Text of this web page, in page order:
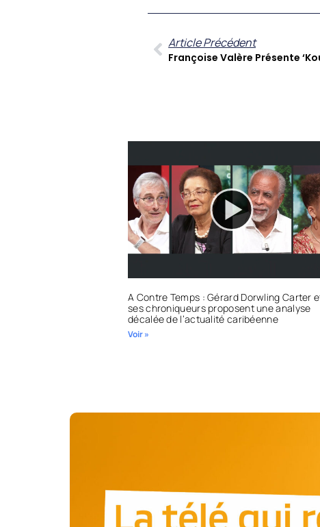
Article Précédent
A Contre Temps : Gérard Dorwling Carter
ses chroniqueurs proposent une analyse
décalée de l’actualité caribéenne
Voir »